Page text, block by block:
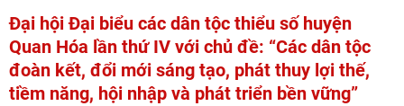
Đại hội Đại biểu các dân tộc thiểu số huyện
Quan Hóa lần thứ IV với chủ đề: “Các dân tộc
đoàn kết, đổi mới sáng tạo, phát thuy lợi thế,
tiềm năng, hội nhập và phát triển bền vững”